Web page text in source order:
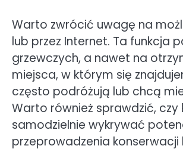
Warto zwrócić uwagę na
lub przez Internet. Ta funkcja
grzewczych, a nawet na
miejsca, w którym się
często podróżują lub chcą
Warto również sprawdzić,
samodzielnie wykrywać
przeprowadzenia